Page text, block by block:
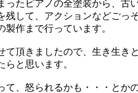
ったピアノの全塗装から、古
残して、アクションなどごっ
作まで行っています。
て頂きましたので、生き生き
らと思います。
て、怒られるかも・・・とか